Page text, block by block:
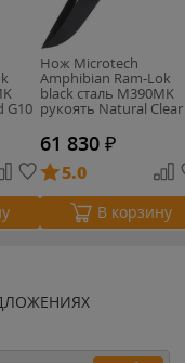
G10
Нож Microtech
Amphibian Ram-Lok
black сталь M390MK
рукоять Natural Clear
Fluted Aluminum
61 830 ₽
5.0
В корзину